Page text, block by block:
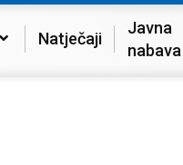
Natječaji
Javna
nabava